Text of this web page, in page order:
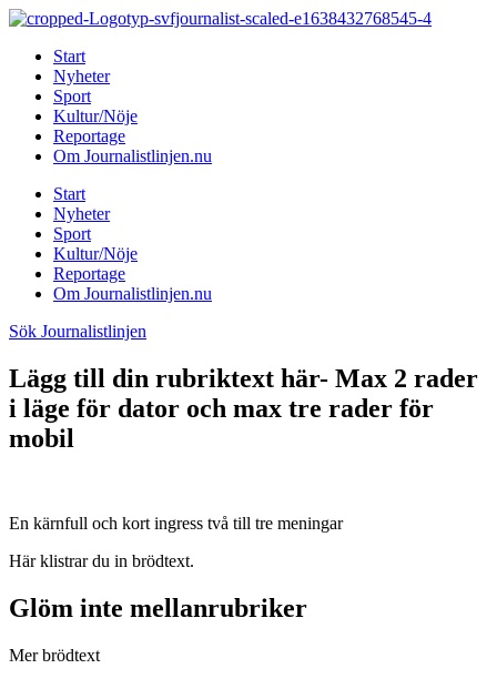
Hoppa
innehållStart
Nyheter
Sport
Kultur/Nöje
Reportage
Om Journalistlinjen.nu
Start
Nyheter
Sport
Kultur/Nöje
Reportage
Om Journalistlinjen.nu
Sök Journalistlinjen
Lägg till din rubriktext här- Max 2 rader
i läge för dator och max tre rader för
mobil
En kärnfull och kort ingress två till tre meningar
Här klistrar du in brödtext.
Glöm inte mellanrubriker
Mer brödtext